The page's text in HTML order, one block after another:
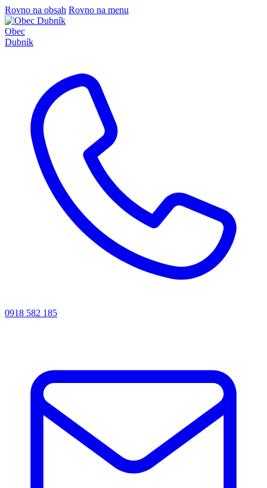
Rovno na obsah Rovno na menu
Obec
Dubník
0918 582 185